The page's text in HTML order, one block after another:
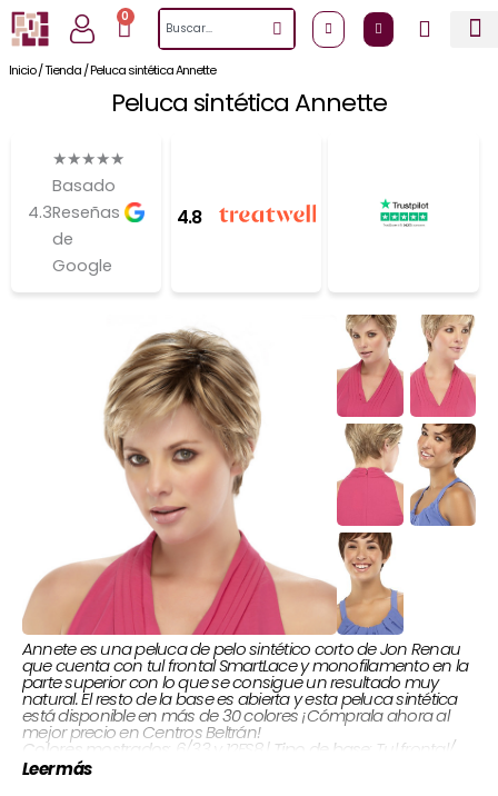
al
contenido
0
CartSearch
Inicio/Tienda/Peluca sintética Annette
Peluca sintética Annette
4.3
★★★★★
Basado
Reseñas
de
Google
4.8
Annete es una peluca de pelo sintético corto de Jon Renau
que cuenta con tul frontal SmartLace y monofilamento en la
parte superior con lo que se consigue un resultado muy
natural. El resto de la base es abierta y esta peluca sintética
está disponible en más de 30 colores ¡Cómprala ahora al
mejor precio en Centros Beltrán!
Colores mostrados : 6/33 y 12FS8 | Tipo de base : Tul frontal/
Monofilamento/ Base abierta
Tipo de cabello:
Leer más